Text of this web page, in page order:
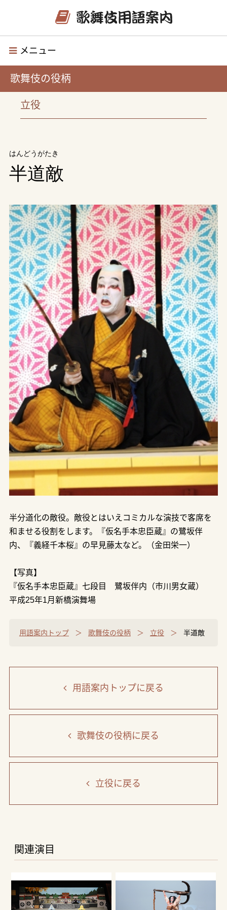
メニュー
歌舞伎の役柄
立役
はんどうがたき
半道敵
半分道化の敵役。敵役とはいえコミカルな演技で客席を
和ませる役割をします。『仮名手本忠臣蔵』の鷺坂伴
内、『義経千本桜』の早見藤太など。（金田栄一）
【写真】
『仮名手本忠臣蔵』七段目 鷺坂伴内（市川男女蔵）
平成25年1月新橋演舞場
用語案内トップ 歌舞伎の役柄 立役 半道敵
用語案内トップに戻る
歌舞伎の役柄に戻る
立役に戻る
関連演目